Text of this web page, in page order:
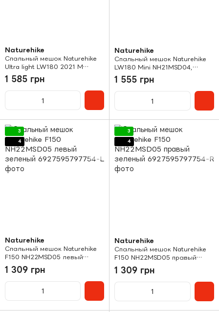
Naturehike
Спальный мешок Naturehike
Ultra light LW180 2021 М
левый NH21MSD09 М pine
green
1 585 грн
Naturehike
Спальный мешок Naturehike
LW180 Mini NH21MSD04,
левый, XL, темно-зеленый
1 555 грн
3
4
Naturehike
Спальный мешок Naturehike
F150 NH22MSD05 левый
зеленый
1 309 грн
3
4
Naturehike
Спальный мешок Naturehike
F150 NH22MSD05 правый
зеленый
1 309 грн